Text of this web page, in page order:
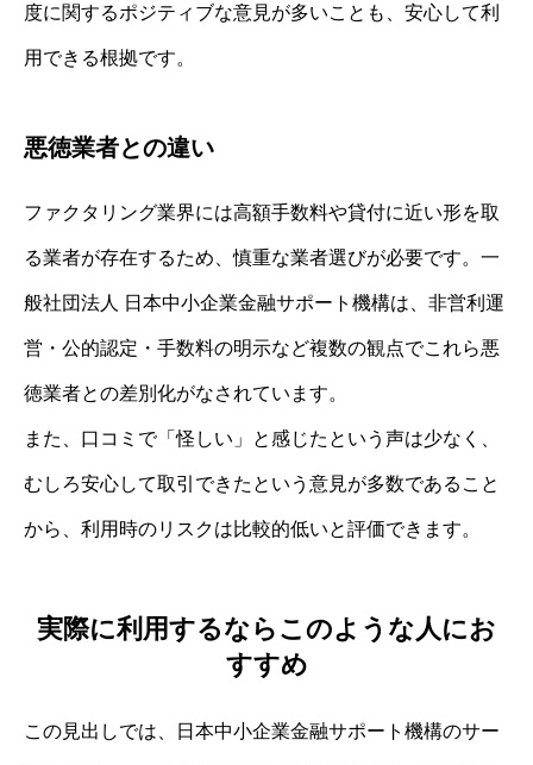
度に関するポジティブな意見が多いことも、安心して利
用できる根拠です。
悪徳業者との違い
ファクタリング業界には高額手数料や貸付に近い形を取
る業者が存在するため、慎重な業者選びが必要です。一
般社団法人 日本中小企業金融サポート機構は、非営利運
営・公的認定・手数料の明示など複数の観点でこれら悪
徳業者との差別化がなされています。
また、口コミで「怪しい」と感じたという声は少なく、
むしろ安心して取引できたという意見が多数であること
から、利用時のリスクは比較的低いと評価できます。
実際に利用するならこのような人にお
すすめ
この見出しでは、日本中小企業金融サポート機構のサー